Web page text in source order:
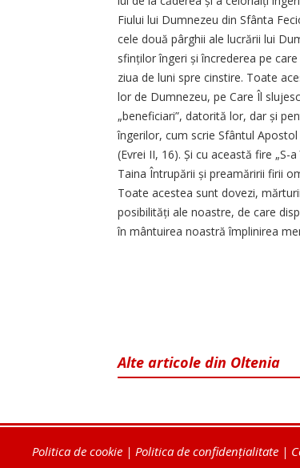
Fiului lui Dumnezeu din Sfânta
cele două pârghii ale lucrării lui
sfinților îngeri și încrederea pe
ziua de luni spre cinstire. Toate
lor de Dumnezeu, pe Care Îl
„beneficiari”, datorită lor, dar și
îngerilor, cum scrie Sfântul
(Evrei II, 16). Și cu această fire
Taina Întrupării și preamăririi firii
Toate acestea sunt dovezi,
posibilități ale noastre, de care
în mântuirea noastră împlinirea
Alte articole din Oltenia
Politica de cookie | Politica de confidențialitate |